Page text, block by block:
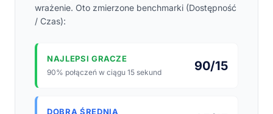
wrażenie. Oto zmierzone benchmarki (Dostępność
/ Czas):
NAJLEPSI GRACZE
90% połączeń w ciągu 15 sekund 90/15
DOBRA ŚREDNIA